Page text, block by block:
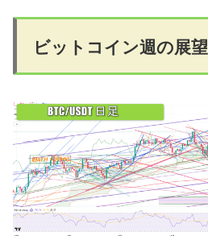
ビットコイン週の展望